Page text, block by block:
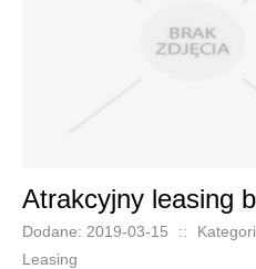
Atrakcyjny leasing
Dodane: 2019-03-15 ::
Leasing